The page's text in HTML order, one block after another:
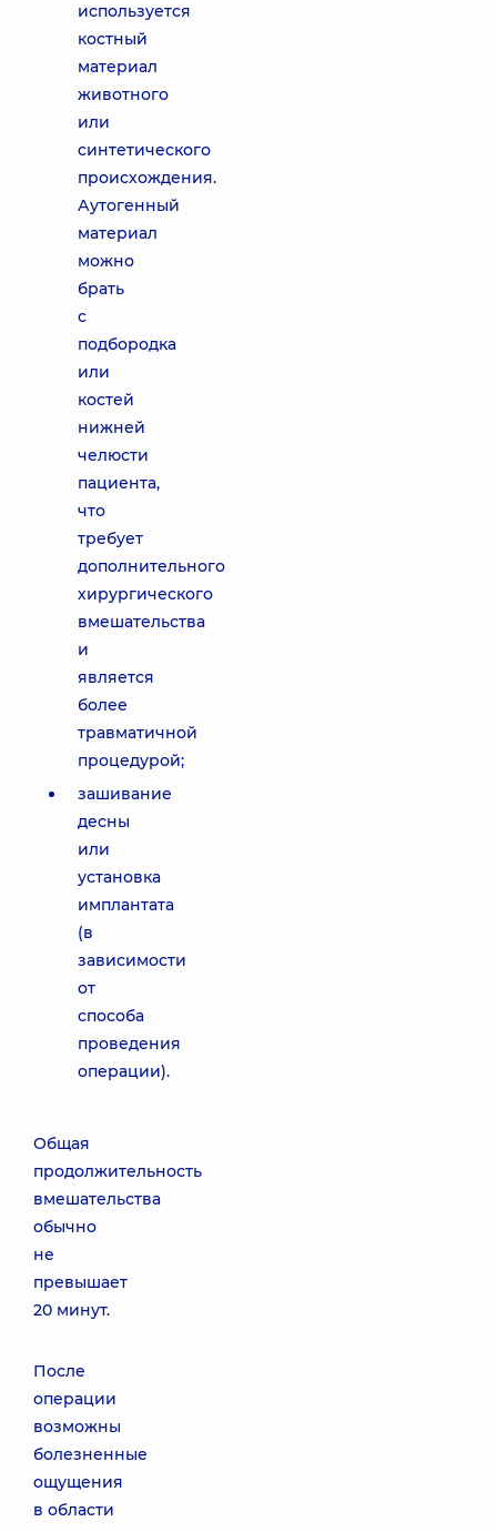
используется
костный
материал
животного
или
синтетического
происхождения.
Аутогенный
материал
можно
брать
с
подбородка
или
костей
нижней
челюсти
пациента,
что
требует
дополнительного
хирургического
вмешательства
и
является
более
травматичной
процедурой;
зашивание
десны
или
установка
имплантата
(в
зависимости
от
способа
проведения
операции).
Общая
продолжительность
вмешательства
обычно
не
превышает
20 минут.
После
операции
возможны
болезненные
ощущения
в области